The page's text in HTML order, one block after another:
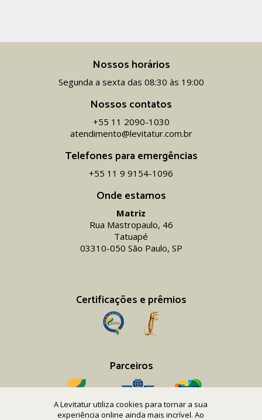
A Levitatur utiliza cookies para tornar a sua
experiência online ainda mais incrível. Ao
Onde estamos
Matriz
Rua Mastropaulo, 46
Tatuapé
03310-050 São Paulo, SP
Certificações e prêmios
Parceiros
Nossos horários
Segunda a sexta das 08:30 às 19:00
Nossos contatos
+55 11 2090-1030
atendimento@levitatur.com.br
Telefones para emergências
+55 11 9 9154-1096‬